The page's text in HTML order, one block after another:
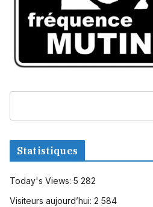
Statistiques
Today's Views: 5 282
Visiteurs aujourd’hui: 2 584